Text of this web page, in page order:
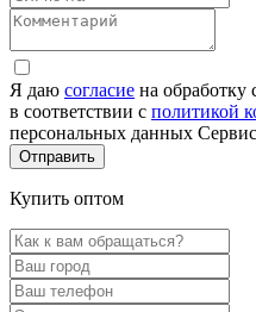
Я даю согласие на
в соответствии с политикой
персональных данных
Купить оптом